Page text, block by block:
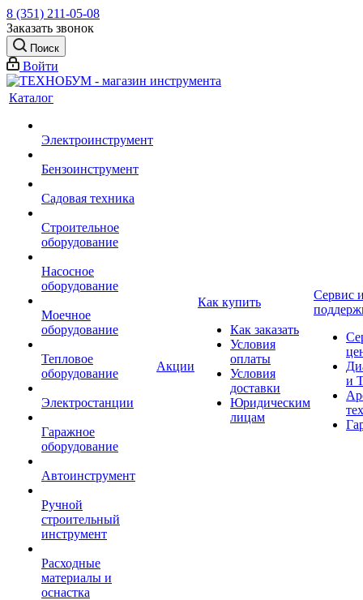
8 (351) 211-05-08
Заказать звонок
Поиск
Войти
Каталог
Электроинструмент
Бензоинструмент
Садовая техника
Строительное
оборудование
Насосное
оборудование
Моечное
оборудование
Тепловое
оборудование
Электростанции
Гаражное
оборудование
Автоинструмент
Ручной
строительный
инструмент
Расходные
материалы и
оснастка
Акции
Как купить
Как заказать
Условия
оплаты
Условия
доставки
Юридическим
лицам
Сервис
и